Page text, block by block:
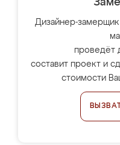
Дизайнер-
проведёт
составит проект и
стоимости